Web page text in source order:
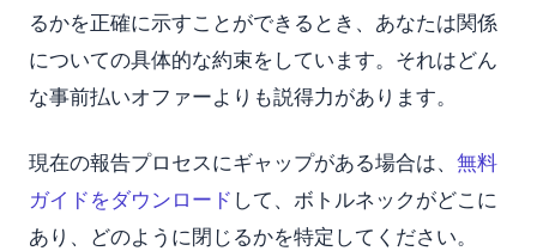
るかを正確に示すことができるとき、あなたは関係
についての具体的な約束をしています。それはどん
な事前払いオファーよりも説得力があります。
現在の報告プロセスにギャップがある場合は、 無料
ガイドをダウンロード して、ボトルネックがどこに
あり、どのように閉じるかを特定してください。